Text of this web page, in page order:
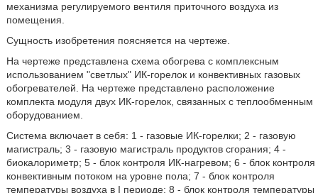
механизма регулируемого вентиля приточного воздуха из
помещения.
Сущность изобретения поясняется на чертеже.
На чертеже представлена схема обогрева с комплексным
использованием "светлых" ИК-горелок и конвективных газовых
обогревателей. На чертеже представлено расположение
комплекта модуля двух ИК-горелок, связанных с теплообменным
оборудованием.
Система включает в себя: 1 - газовые ИК-горелки; 2 - газовую
магистраль; 3 - газовую магистраль продуктов сгорания; 4 -
биокалориметр; 5 - блок контроля ИК-нагревом; 6 - блок контроля
конвективным потоком на уровне пола; 7 - блок контроля
температуры воздуха в I периоде; 8 - блок контроля температуры